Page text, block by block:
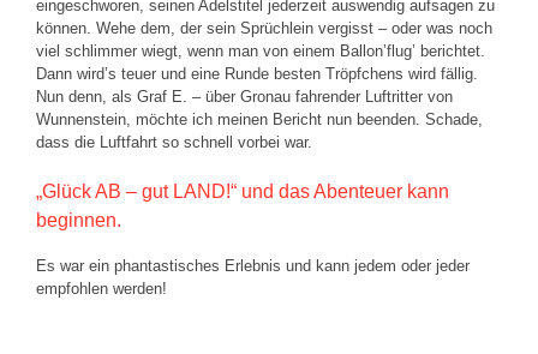
eingeschworen, seinen Adelstitel jederzeit auswendig aufsagen zu
können. Wehe dem, der sein Sprüchlein vergisst – oder was noch
viel schlimmer wiegt, wenn man von einem Ballon’flug’ berichtet.
Dann wird’s teuer und eine Runde besten Tröpfchens wird fällig.
Nun denn, als Graf E. – über Gronau fahrender Luftritter von
Wunnenstein, möchte ich meinen Bericht nun beenden. Schade,
dass die Luftfahrt so schnell vorbei war.
„Glück AB – gut LAND!“ und das Abenteuer kann
beginnen.
Es war ein phantastisches Erlebnis und kann jedem oder jeder
empfohlen werden!